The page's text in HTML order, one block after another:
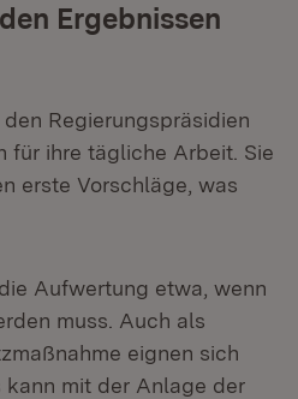
Ergebnissen
Regierungspräsidien
für ihre tägliche Arbeit. Sie
erste Vorschläge, was
Aufwertung etwa, wenn
muss. Auch als
eignen sich
kann mit der Anlage der